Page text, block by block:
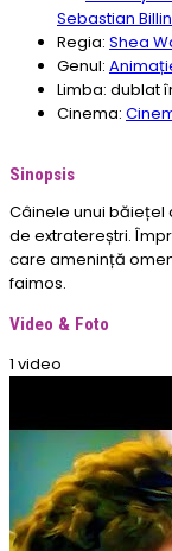
Sebastian
Regia: Shea
Genul:
Limba: dublat
Cinema:
Sinopsis
Câinele unui
de extratereștri.
care amenință
faimos.
Video & Foto
1 video